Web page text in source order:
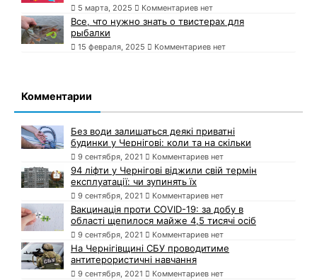
5 марта, 2025 Комментариев нет
Все, что нужно знать о твистерах для
рыбалки
15 февраля, 2025 Комментариев нет
Комментарии
Без води залишаться деякі приватні
будинки у Чернігові: коли та на скільки
9 сентября, 2021 Комментариев нет
94 ліфти у Чернігові віджили свій термін
експлуатації: чи зупинять їх
9 сентября, 2021 Комментариев нет
Вакцинація проти COVID-19: за добу в
області щепилося майже 4,5 тисячі осіб
9 сентября, 2021 Комментариев нет
На Чернігівщині СБУ проводитиме
антитерористичні навчання
9 сентября, 2021 Комментариев нет